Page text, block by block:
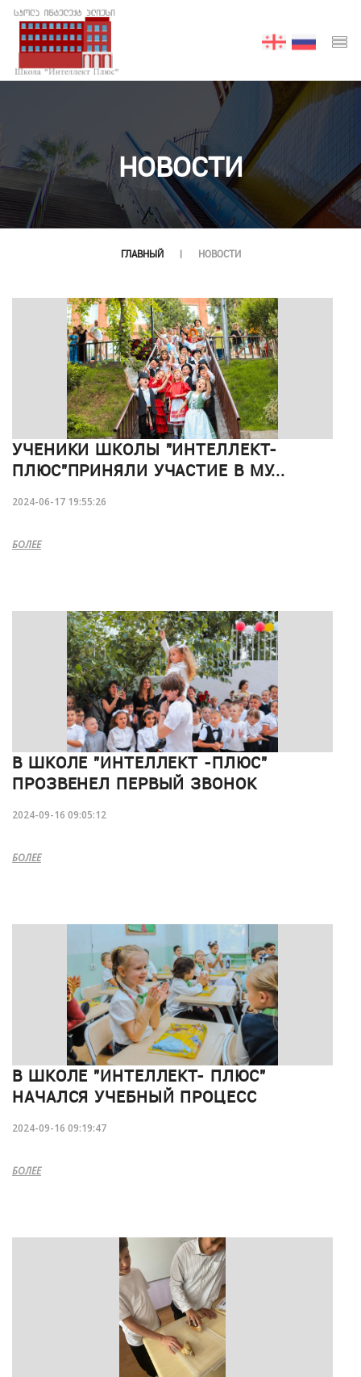
НОВОСТИ
ГЛАВНЫЙ НОВОСТИ
УЧЕНИКИ ШКОЛЫ "ИНТЕЛЛЕКТ-
ПЛЮС"ПРИНЯЛИ УЧАСТИЕ В МУ...
2024-06-17 19:55:26
БОЛЕЕ
В ШКОЛЕ "ИНТЕЛЛЕКТ -ПЛЮС"
ПРОЗВЕНЕЛ ПЕРВЫЙ ЗВОНОК
2024-09-16 09:05:12
БОЛЕЕ
В ШКОЛЕ "ИНТЕЛЛЕКТ- ПЛЮС"
НАЧАЛСЯ УЧЕБНЫЙ ПРОЦЕСС
2024-09-16 09:19:47
БОЛЕЕ